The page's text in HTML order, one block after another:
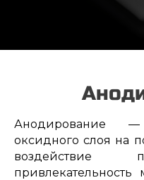
Анодирование
оксидного слоя на
воздействие
привлекательность